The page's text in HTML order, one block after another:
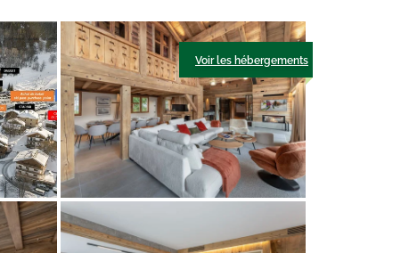
Voir les hébergements